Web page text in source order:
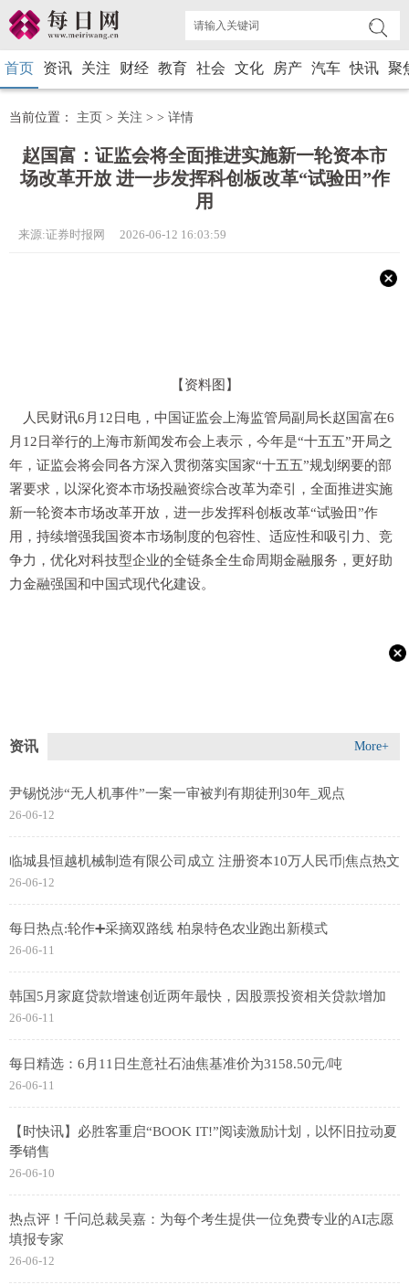
首页 资讯 关注 财经 教育 社会 文化 房产 汽车 快讯 聚
当前位置： 主页 > 关注 > > 详情
赵国富：证监会将全面推进实施新一轮资本市
场改革开放 进一步发挥科创板改革“试验田”作
用
来源:证券时报网 2026-06-12 16:03:59
【资料图】
人民财讯6月12日电，中国证监会上海监管局副局长赵国富在6
月12日举行的上海市新闻发布会上表示，今年是“十五五”开局之
年，证监会将会同各方深入贯彻落实国家“十五五”规划纲要的部
署要求，以深化资本市场投融资综合改革为牵引，全面推进实施
新一轮资本市场改革开放，进一步发挥科创板改革“试验田”作
用，持续增强我国资本市场制度的包容性、适应性和吸引力、竞
争力，优化对科技型企业的全链条全生命周期金融服务，更好助
力金融强国和中国式现代化建设。
资讯 More+
尹锡悦涉“无人机事件”一案一审被判有期徒刑30年_观点
26-06-12
临城县恒越机械制造有限公司成立 注册资本10万人民币|焦点热文
26-06-12
每日热点:轮作➕采摘双路线 柏泉特色农业跑出新模式
26-06-11
韩国5月家庭贷款增速创近两年最快，因股票投资相关贷款增加
26-06-11
每日精选：6月11日生意社石油焦基准价为3158.50元/吨
26-06-11
【时快讯】必胜客重启“BOOK IT!”阅读激励计划，以怀旧拉动夏
季销售
26-06-10
热点评！千问总裁吴嘉：为每个考生提供一位免费专业的AI志愿
填报专家
26-06-12